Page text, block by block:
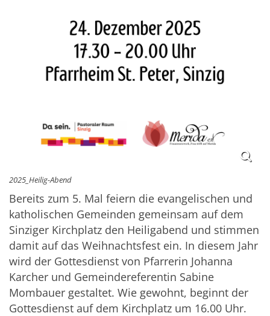
2025_Heilig-Abend
Bereits zum 5. Mal feiern die evangelischen und
katholischen Gemeinden gemeinsam auf dem
Sinziger Kirchplatz den Heiligabend und stimmen
damit auf das Weihnachtsfest ein. In diesem Jahr
wird der Gottesdienst von Pfarrerin Johanna
Karcher und Gemeindereferentin Sabine
Mombauer gestaltet. Wie gewohnt, beginnt der
Gottesdienst auf dem Kirchplatz um 16.00 Uhr.